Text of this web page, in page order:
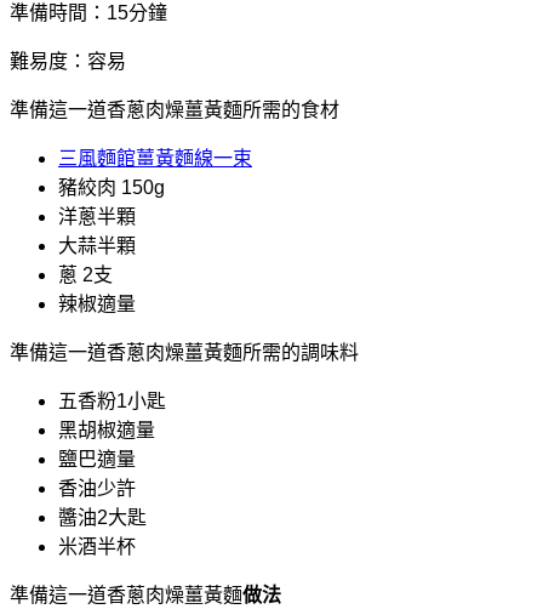
準備時間：15分鐘
難易度：容易
準備這一道香蔥肉燥薑黃麵所需的食材
三風麵館薑黃麵線一束
豬絞肉 150g
洋蔥半顆
大蒜半顆
蔥 2支
辣椒適量
準備這一道香蔥肉燥薑黃麵所需的調味料
五香粉1小匙
黑胡椒適量
鹽巴適量
香油少許
醬油2大匙
米酒半杯
準備這一道香蔥肉燥薑黃麵做法